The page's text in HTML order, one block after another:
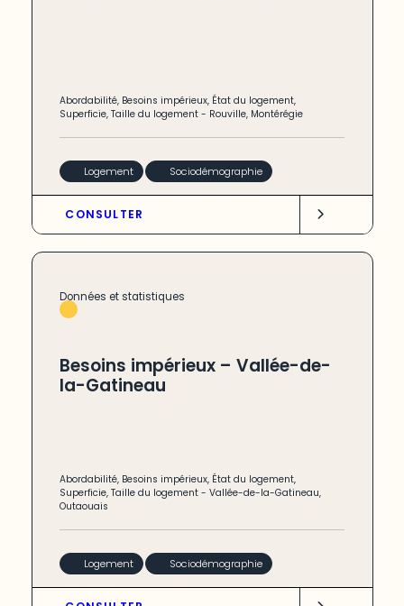
Abordabilité, Besoins impérieux, État du logement,
Superficie,Taille du logement - Rouville, Montérégie
Logement Sociodémographie
CONSULTER
Données et statistiques
Besoins impérieux – Vallée-de-
la-Gatineau
Abordabilité, Besoins impérieux, État du logement,
Superficie,Taille du logement -Vallée-de-la-Gatineau,
Outaouais
Logement Sociodémographie